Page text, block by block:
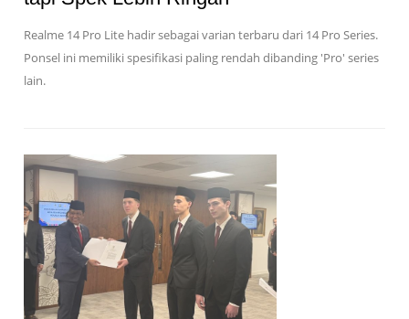
Realme 14 Pro Lite hadir sebagai varian terbaru dari 14 Pro Series.
Ponsel ini memiliki spesifikasi paling rendah dibanding 'Pro' series
lain.